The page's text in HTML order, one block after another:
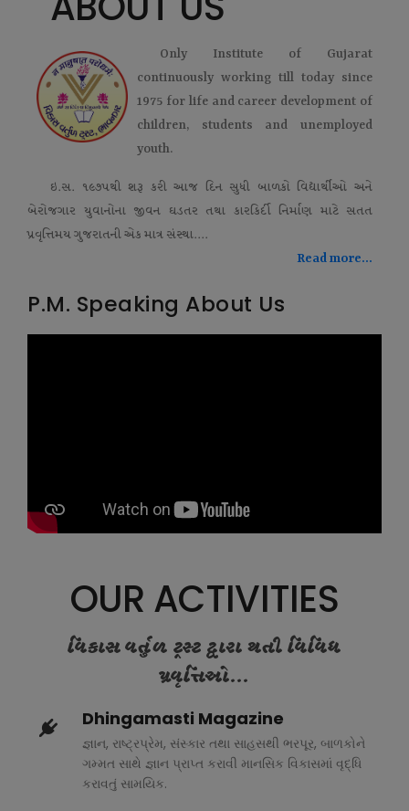
Only Institute of Gujarat
continuously working till today since
1975 for life and career development of
children, students and unemployed
youth.
ઇ.સ. ૧૯૭૫થી શરૂ કરી આજ દિન સુધી બાળકો વિદ્યાર્થીઓ અને
બેરોજગાર યુવાનોના જીવન ઘડતર તથા કારકિર્દી નિર્માણ માટે સતત
પ્રવૃત્તિમય ગુજરાતની એક માત્ર સંસ્થા....
Read more...
P.M. Speaking About Us
OUR ACTIVITIES
વિકાસ વર્તુળ ટ્રસ્ટ દ્વારા થતી વિવિધ
પ્રવૃત્તિઓ...
Dhingamasti Magazine
જ્ઞાન, રાષ્ટ્રપ્રેમ, સંસ્કાર તથા સાહસથી ભરપૂર, બાળકોને
ગમ્મત સાથે જ્ઞાન પ્રાપ્ત કરાવી માનસિક વિકાસમાં વૃદ્ધિ
કરાવતું સામયિક.